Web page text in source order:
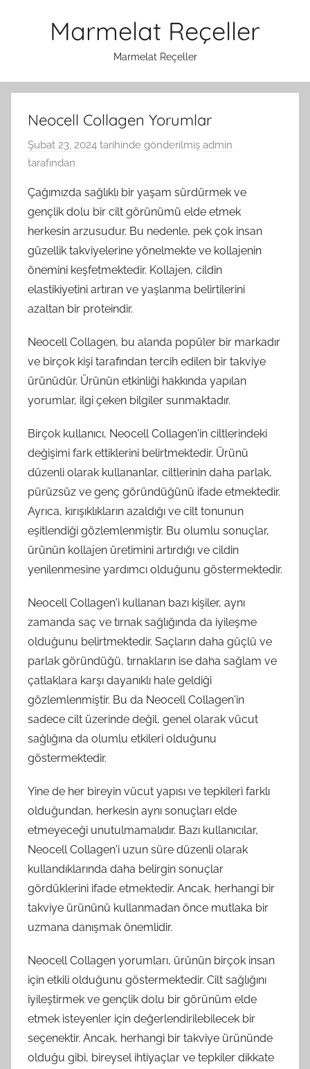
Marmelat Reçeller
Marmelat Reçeller
Neocell Collagen Yorumlar
Şubat 23, 2024 tarihinde gönderilmiş admin
tarafından
Çağımızda sağlıklı bir yaşam sürdürmek ve
gençlik dolu bir cilt görünümü elde etmek
herkesin arzusudur. Bu nedenle, pek çok insan
güzellik takviyelerine yönelmekte ve kollajenin
önemini keşfetmektedir. Kollajen, cildin
elastikiyetini artıran ve yaşlanma belirtilerini
azaltan bir proteindir.
Neocell Collagen, bu alanda popüler bir markadır
ve birçok kişi tarafından tercih edilen bir takviye
ürünüdür. Ürünün etkinliği hakkında yapılan
yorumlar, ilgi çeken bilgiler sunmaktadır.
Birçok kullanıcı, Neocell Collagen'in ciltlerindeki
değişimi fark ettiklerini belirtmektedir. Ürünü
düzenli olarak kullananlar, ciltlerinin daha parlak,
pürüzsüz ve genç göründüğünü ifade etmektedir.
Ayrıca, kırışıklıkların azaldığı ve cilt tonunun
eşitlendiği gözlemlenmiştir. Bu olumlu sonuçlar,
ürünün kollajen üretimini artırdığı ve cildin
yenilenmesine yardımcı olduğunu göstermektedir.
Neocell Collagen'i kullanan bazı kişiler, aynı
zamanda saç ve tırnak sağlığında da iyileşme
olduğunu belirtmektedir. Saçların daha güçlü ve
parlak göründüğü, tırnakların ise daha sağlam ve
çatlaklara karşı dayanıklı hale geldiği
gözlemlenmiştir. Bu da Neocell Collagen'in
sadece cilt üzerinde değil, genel olarak vücut
sağlığına da olumlu etkileri olduğunu
göstermektedir.
Yine de her bireyin vücut yapısı ve tepkileri farklı
olduğundan, herkesin aynı sonuçları elde
etmeyeceği unutulmamalıdır. Bazı kullanıcılar,
Neocell Collagen'i uzun süre düzenli olarak
kullandıklarında daha belirgin sonuçlar
gördüklerini ifade etmektedir. Ancak, herhangi bir
takviye ürününü kullanmadan önce mutlaka bir
uzmana danışmak önemlidir.
Neocell Collagen yorumları, ürünün birçok insan
için etkili olduğunu göstermektedir. Cilt sağlığını
iyileştirmek ve gençlik dolu bir görünüm elde
etmek isteyenler için değerlendirilebilecek bir
seçenektir. Ancak, herhangi bir takviye ürününde
olduğu gibi, bireysel ihtiyaçlar ve tepkiler dikkate